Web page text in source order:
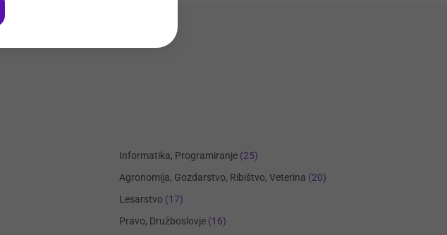
Informatika, Programiranje (25)
Agronomija, Gozdarstvo, Ribištvo, Veterina (20)
Lesarstvo (17)
Pravo, Družboslovje (16)